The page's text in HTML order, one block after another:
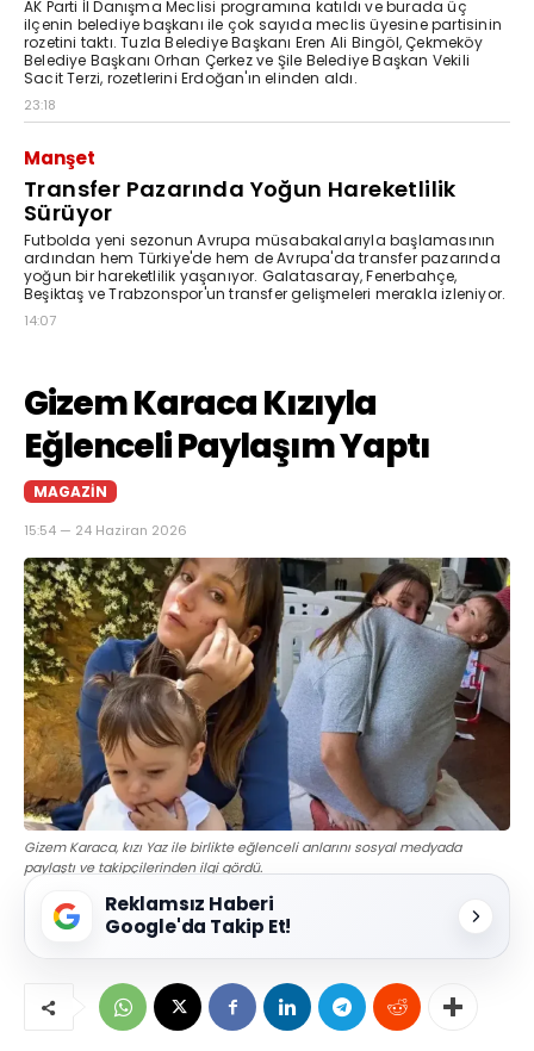
AK Parti İl Danışma Meclisi programına katıldı ve burada üç
ilçenin belediye başkanı ile çok sayıda meclis üyesine partisinin
rozetini taktı. Tuzla Belediye Başkanı Eren Ali Bingöl, Çekmeköy
Belediye Başkanı Orhan Çerkez ve Şile Belediye Başkan Vekili
Sacit Terzi, rozetlerini Erdoğan'ın elinden aldı.
23:18
Manşet
Transfer Pazarında Yoğun Hareketlilik
Sürüyor
Futbolda yeni sezonun Avrupa müsabakalarıyla başlamasının
ardından hem Türkiye'de hem de Avrupa'da transfer pazarında
yoğun bir hareketlilik yaşanıyor. Galatasaray, Fenerbahçe,
Beşiktaş ve Trabzonspor'un transfer gelişmeleri merakla izleniyor.
14:07